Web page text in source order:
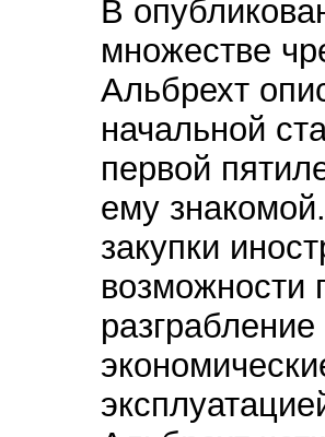
В
множестве
Альбрехт
начальной
первой
ему
закупки
возможности